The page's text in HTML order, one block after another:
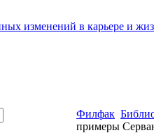
Филфак
примеры